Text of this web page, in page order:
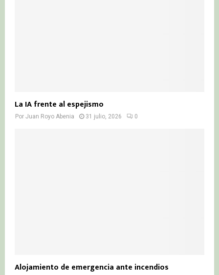
La IA frente al espejismo
Por Juan Royo Abenia 31 julio, 2026 0
Alojamiento de emergencia ante incendios